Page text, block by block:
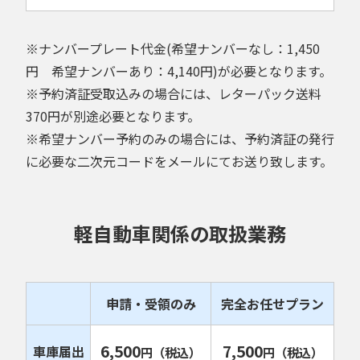
※ナンバープレート代金(希望ナンバーなし：1,450
円 希望ナンバーあり：4,140円)が必要となります。
※予約済証受取込みの場合には、レターパック送料
370円が別途必要となります。
※希望ナンバー予約のみの場合には、予約済証の発行
に必要な二次元コードをメールにてお送り致します。
軽自動車関係の取扱業務
申請・受領のみ 完全お任せプラン
車庫届出 6,500円 （税込） 7,500円 （税込）